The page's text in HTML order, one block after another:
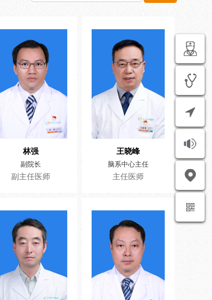
林强
副院长
副主任医师
王晓峰
脑系中心主任
主任医师